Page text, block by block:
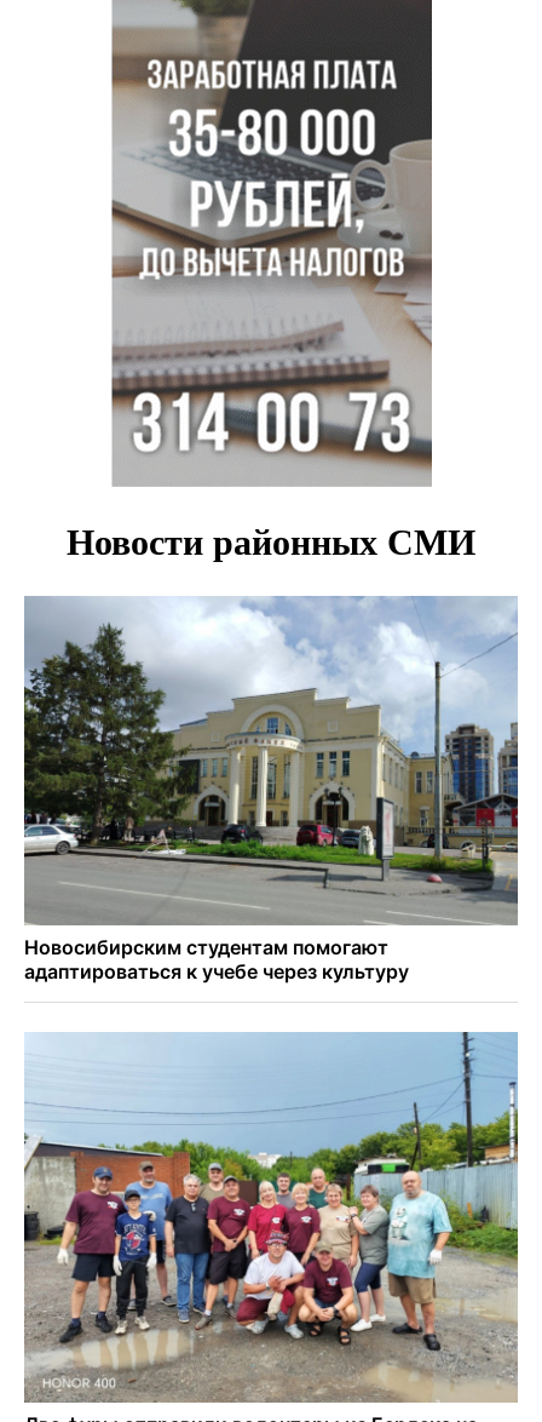
Дольщики долгостроя на Титова в Новосибирске
получили ключи от квартир
Доля рыночной ипотеки в России превысила 50% по
итогам июля 2026 года